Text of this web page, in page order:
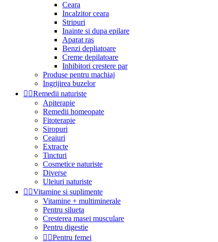
Ceara
Incalzitor ceara
Stripuri
Inainte si dupa epilare
Aparat ras
Benzi depliatoare
Creme depilatoare
Inhibitori crestere par
Produse pentru machiaj
Ingrijirea buzelor
 Remedii naturiste
Apiterapie
Remedii homeopate
Fitoterapie
Siropuri
Ceaiuri
Extracte
Tincturi
Cosmetice naturiste
Diverse
Uleiuri naturiste
 Vitamine si suplimente
Vitamine + multiminerale
Pentru silueta
Cresterea masei musculare
Pentru digestie
 Pentru femei